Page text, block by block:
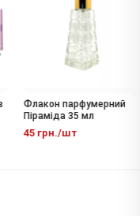
Флакон парфумерний
Піраміда 35 мл
45 грн./шт